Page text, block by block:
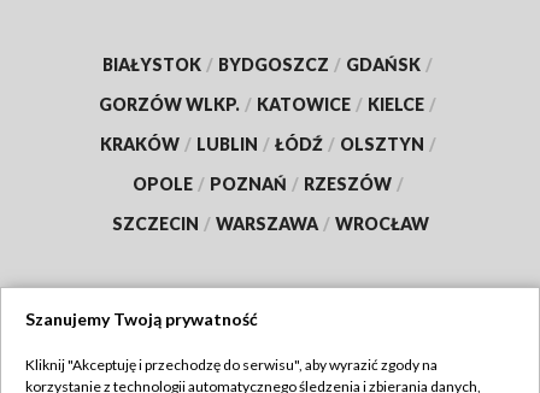
BIAŁYSTOK / BYDGOSZCZ / GDAŃSK /
GORZÓW WLKP. / KATOWICE / KIELCE /
KRAKÓW / LUBLIN / ŁÓDŹ / OLSZTYN /
OPOLE / POZNAŃ / RZESZÓW /
SZCZECIN / WARSZAWA / WROCŁAW
Szanujemy Twoją prywatność
Kliknij "Akceptuję i przechodzę do serwisu", aby wyrazić zgody na
korzystanie z technologii automatycznego śledzenia i zbierania danych,